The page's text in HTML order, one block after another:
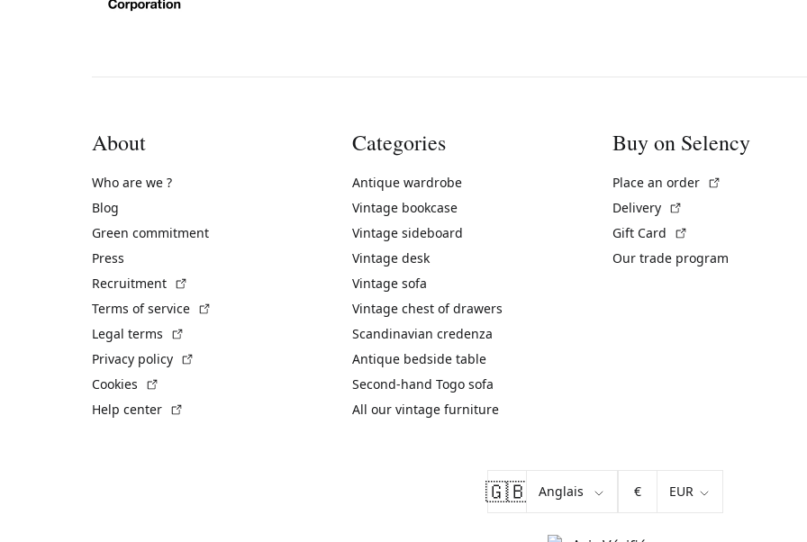
About
Who are we ?
Blog
Green commitment
Press
Recruitment
Terms of service
Legal terms
Privacy policy
Cookies
Help center
Categories
Antique wardrobe
Vintage bookcase
Vintage sideboard
Vintage desk
Vintage sofa
Vintage chest of drawers
Scandinavian credenza
Antique bedside table
Second-hand Togo sofa
All our vintage furniture
Buy on Selency
Place an order
Delivery
Gift Card
Our trade program
🇬🇧 €